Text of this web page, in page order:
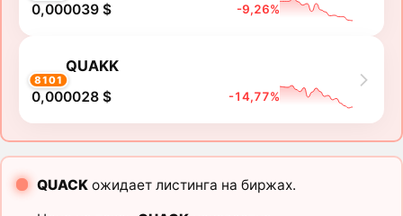
0,000039 $ -9,26%
8101
QUAKK
0,000028 $ -14,77%
QUACKожидает листинга на биржах.